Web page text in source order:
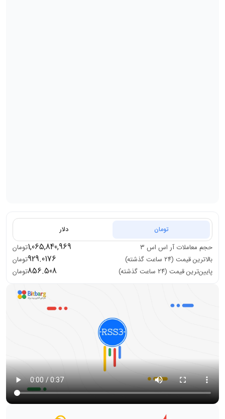
تومان دلار
حجم معاملات آر اس اس ۳ 1,065,840,969تومان
بالاترین قیمت (۲۴ ساعت گذشته)
929.0176تومان
پایین‌ترین قیمت (۲۴ ساعت گذشته)
856.508تومان